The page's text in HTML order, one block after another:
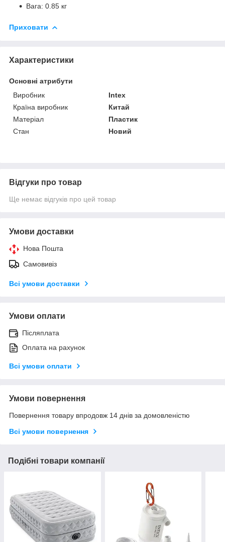
Вага: 0.85 кг
Приховати
Характеристики
Основні атрибути
Виробник
Intex
Країна виробник
Китай
Матеріал
Пластик
Стан
Новий
Відгуки про товар
Ще немає відгуків про цей товар
Умови доставки
Нова Пошта
Самовивіз
Всі умови доставки
Умови оплати
Післяплата
Оплата на рахунок
Всі умови оплати
Умови повернення
Повернення товару впродовж 14 днів за домовленістю
Всі умови повернення
Подібні товари компанії